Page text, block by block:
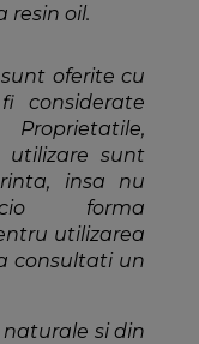
resin oil.
oferite cu
considerate
utilizare sunt
insa nu
forma
utilizarea
consultati un
naturale si din